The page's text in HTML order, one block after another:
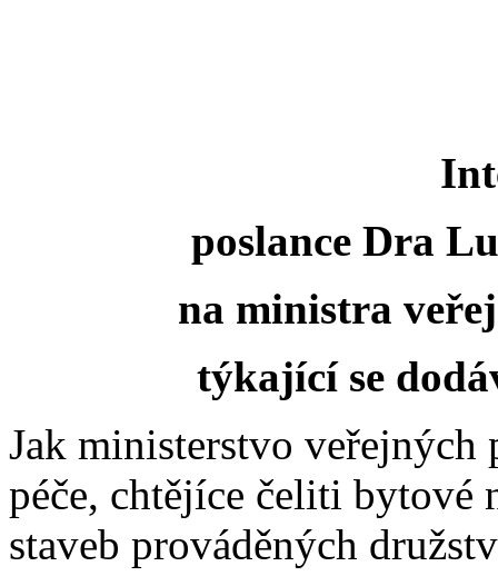
poslance Dra
na ministra
týkající se
Jak ministerstvo
péče, chtějíce čeliti
staveb prováděných